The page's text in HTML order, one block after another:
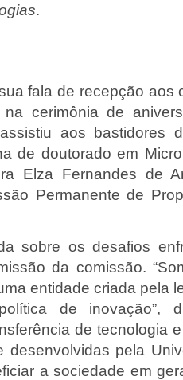
.
fala de recepção aos
cerimônia de
aos bastidores
de doutorado em
Elza Fernandes de
Permanente de
sobre os desafios
da comissão.
entidade criada pela
de inovação”,
de tecnologia
desenvolvidas pela
a sociedade em